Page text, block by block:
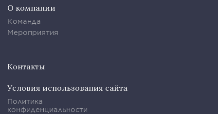
О компании
Команда
Мероприятия
Контакты
Условия использования сайта
Политика
конфиденциальности